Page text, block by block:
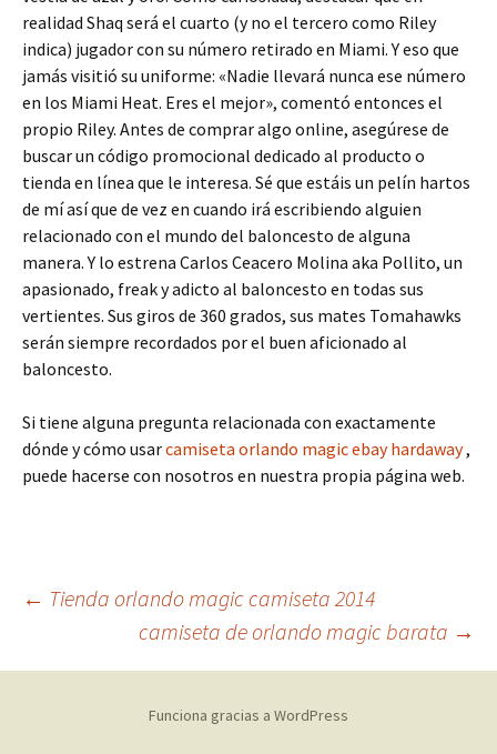
realidad Shaq será el cuarto (y no el tercero como Riley
indica) jugador con su número retirado en Miami. Y eso que
jamás visitió su uniforme: «Nadie llevará nunca ese número
en los Miami Heat. Eres el mejor», comentó entonces el
propio Riley. Antes de comprar algo online, asegúrese de
buscar un código promocional dedicado al producto o
tienda en línea que le interesa. Sé que estáis un pelín hartos
de mí así que de vez en cuando irá escribiendo alguien
relacionado con el mundo del baloncesto de alguna
manera. Y lo estrena Carlos Ceacero Molina aka Pollito, un
apasionado, freak y adicto al baloncesto en todas sus
vertientes. Sus giros de 360 grados, sus mates Tomahawks
serán siempre recordados por el buen aficionado al
baloncesto.
Si tiene alguna pregunta relacionada con exactamente
dónde y cómo usarcamiseta orlando magic ebay hardaway,
puede hacerse con nosotros en nuestra propia página web.
Navegación
de
← Tienda orlando magic camiseta 2014
camiseta de orlando magic barata →
Funciona gracias a WordPress